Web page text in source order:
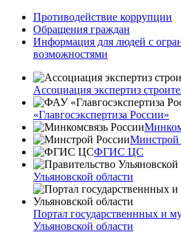
Противодействие коррупции
Обращения граждан
Информация для людей с
возможностями
Ассоциация экспертиз
«Главгосэкспертиза России»
Минстрой
ФГИС ЦС
Ульяновской области
Портал государственнных и
Ульяновской области